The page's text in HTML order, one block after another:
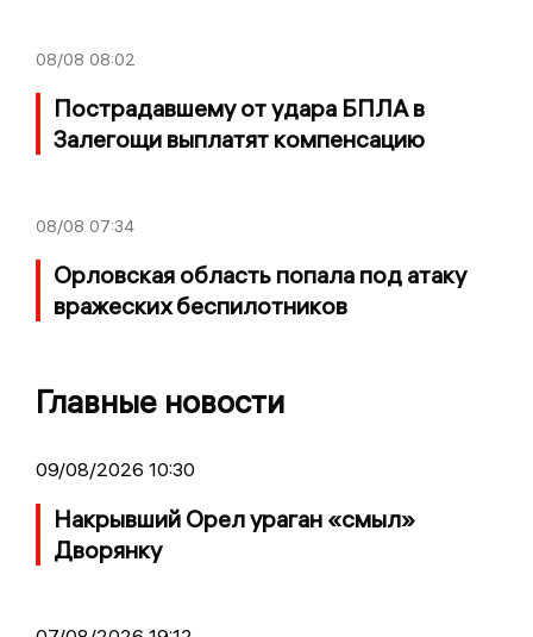
08/08 08:02
Пострадавшему от удара БПЛА в
Залегощи выплатят компенсацию
08/08 07:34
Орловская область попала под атаку
вражеских беспилотников
Главные новости
09/08/2026 10:30
Накрывший Орел ураган «смыл»
Дворянку